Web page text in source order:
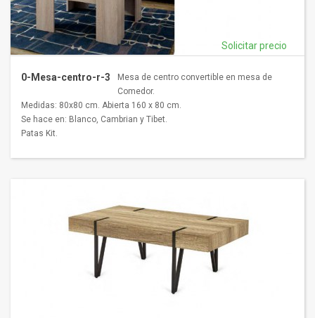
0-Mesa-centro-r-3
Solicitar precio
Mesa de centro convertible en mesa de
Comedor.
Medidas: 80x80 cm. Abierta 160 x 80 cm.
Se hace en: Blanco, Cambrian y Tibet.
Patas Kit.